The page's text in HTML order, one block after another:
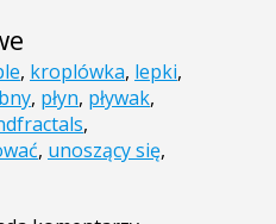
, kroplówka, lepki,
, płyn, pływak,
,
, unoszący się,